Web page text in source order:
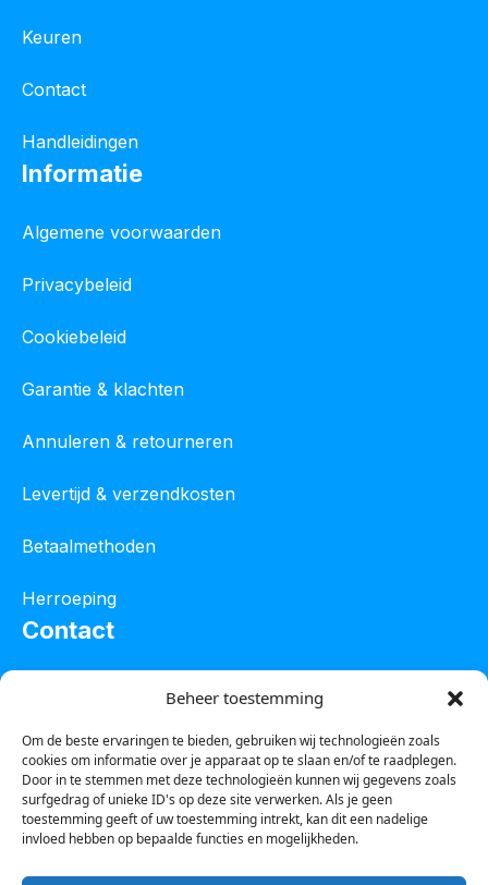
Beheer toestemming
Om de beste ervaringen te bieden, gebruiken wij technologieën zoals
cookies om informatie over je apparaat op te slaan en/of te raadplegen.
Door in te stemmen met deze technologieën kunnen wij gegevens zoals
surfgedrag of unieke ID's op deze site verwerken. Als je geen
toestemming geeft of uw toestemming intrekt, kan dit een nadelige
invloed hebben op bepaalde functies en mogelijkheden.
Keuren
Contact
Handleidingen
Informatie
Algemene voorwaarden
Privacybeleid
Cookiebeleid
Garantie & klachten
Annuleren & retourneren
Levertijd & verzendkosten
Betaalmethoden
Herroeping
Contact
Tel :0850601800
Whatsapp : 0623388306